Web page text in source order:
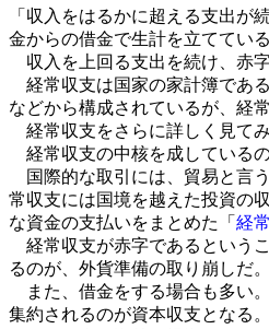
「収入をはるかに超える支出
金からの借金で生計を立ててい
収入を上回る支出を続け、赤
経常収支は国家の家計簿である
などから構成されているが、経
経常収支をさらに詳しく見て
経常収支の中核を成している
国際的な取引には、貿易と言
常収支には国境を越えた投資の
な資金の支払いをまとめた「 経
経常収支が赤字であるという
るのが、外貨準備の取り崩しだ
また、借金をする場合も多い
集約されるのが資本収支となる